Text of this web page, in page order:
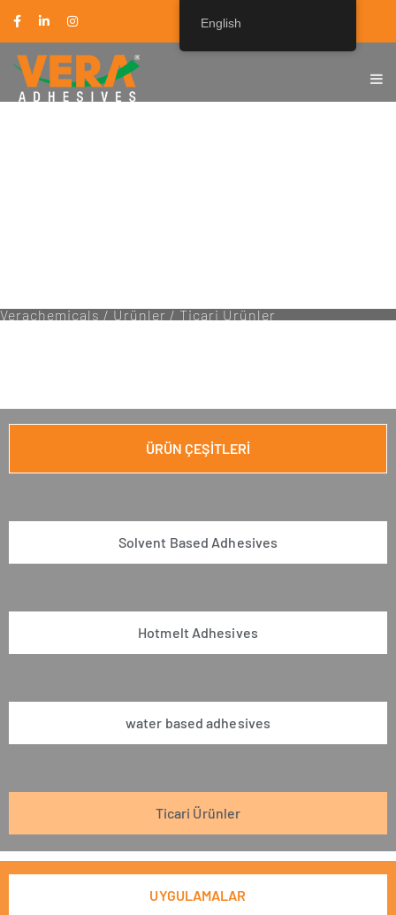
Verachemicals /Ürünler/Ticari Ürünler
ÜRÜN ÇEŞİTLERİ
Solvent Based Adhesives
Hotmelt Adhesives
water based adhesives
Ticari Ürünler
UYGULAMALAR
English